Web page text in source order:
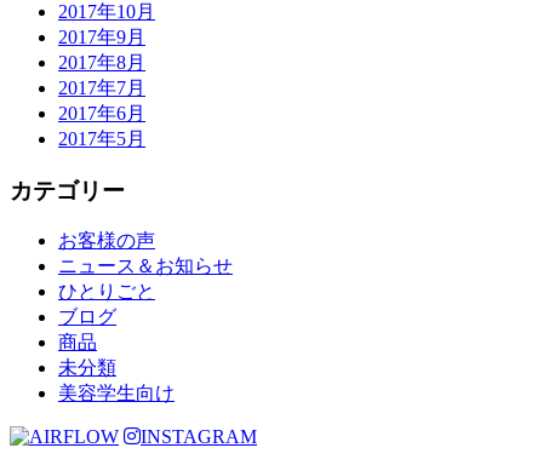
2017年10月
2017年9月
2017年8月
2017年7月
2017年6月
2017年5月
カテゴリー
お客様の声
ニュース＆お知らせ
ひとりごと
ブログ
商品
未分類
美容学生向け
INSTAGRAM